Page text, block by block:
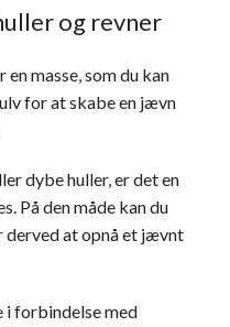
og revner
masse, som du kan
for at skabe en jævn
dybe huller, er det en
På den måde kan du
derved at opnå et jævnt
i forbindelse med